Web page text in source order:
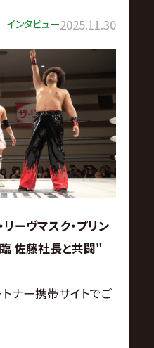
インタビュー2025.11.30
ーヴマスク・プリン
佐藤社長と共闘"
ナー携帯サイトでご